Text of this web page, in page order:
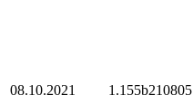
08.10.2021 1.155b210805